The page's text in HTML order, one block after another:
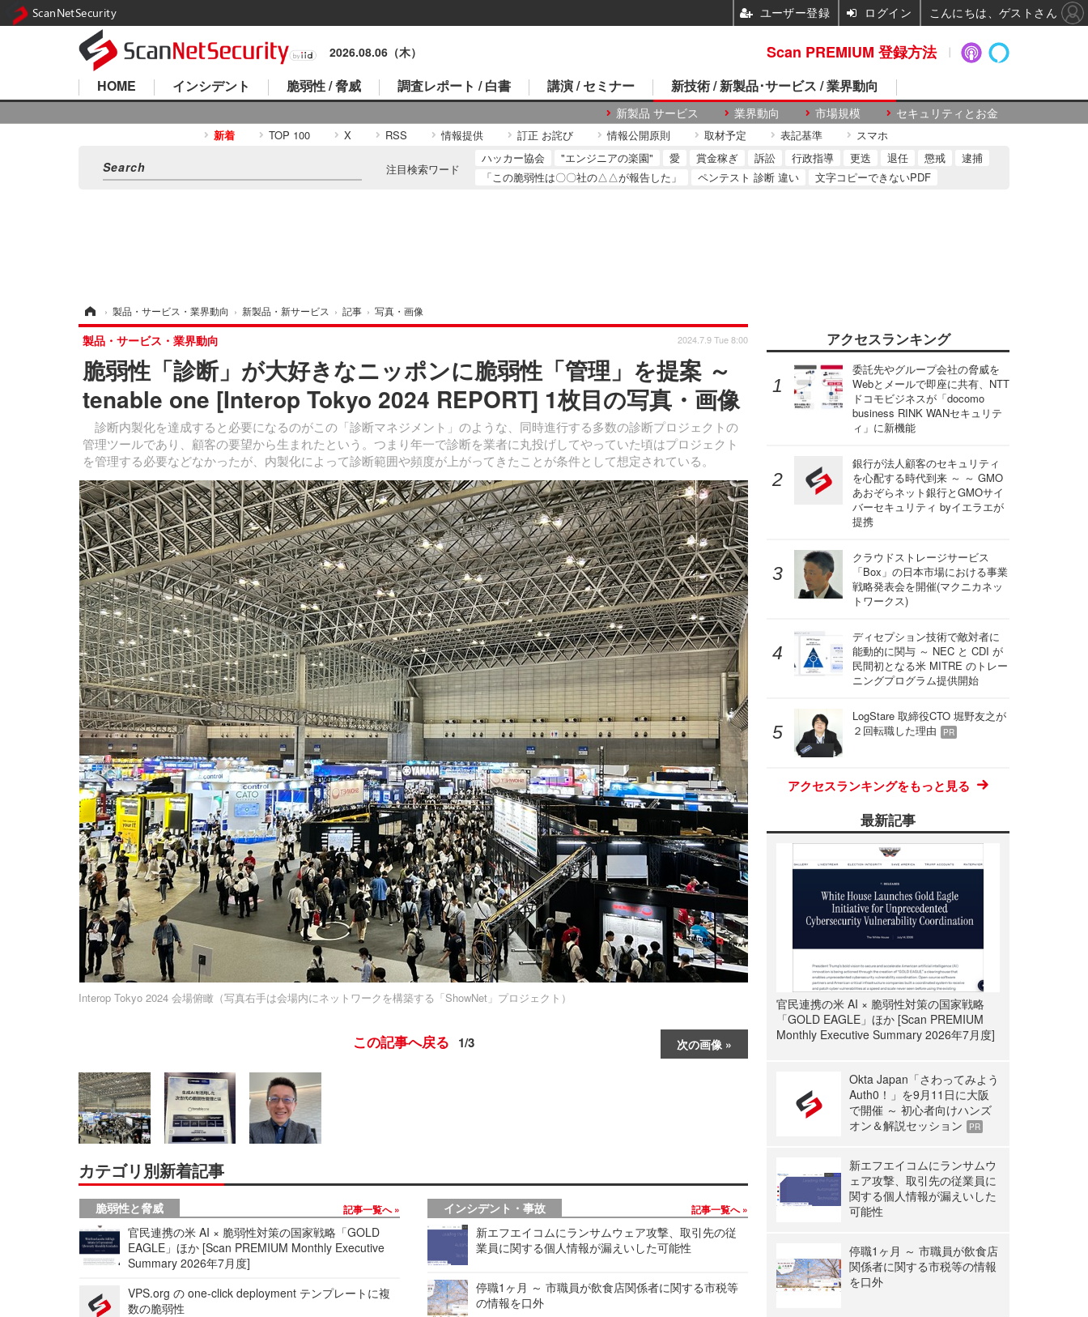
2026.08.06（木）
HOME インシデント 脆弱性 / 脅威 調査レポート / 白書 講演 / セミナー 新技術 / 新製品･サービス / 業界動向
新製品 サービス 業界動向 市場規模 セキュリティとお金
新着 TOP 100 X RSS 情報提供 訂正 お詫び 情報公開原則 取材予定 表記基準 スマホ
注目検索ワード
ハッカー協会 "エンジニアの楽園" 愛 賞金稼ぎ 訴訟 行政指導 更迭 退任 懲戒
逮捕
「この脆弱性は〇〇社の△△が報告した」
ペンテスト 診断 違い 文字コピーできないPDF
› 製品・サービス・業界動向 › 新製品・新サービス › 記事 › 写真・画像
脆弱性「診断」が大好きなニッポンに脆弱性「管理」を提案 ～
tenable one [Interop Tokyo 2024 REPORT] 1枚目の写真・画像
診断内製化を達成すると必要になるのがこの「診断マネジメント」のような、同時進行する多数の診断プロジェクトの
管理ツールであり、顧客の要望から生まれたという。つまり年一で診断を業者に丸投げしてやっていた頃はプロジェクト
を管理する必要などなかったが、内製化によって診断範囲や頻度が上がってきたことが条件として想定されている。
製品・サービス・業界動向 2024.7.9 Tue 8:00
Interop Tokyo 2024 会場俯瞰（写真右手は会場内にネットワークを構築する「ShowNet」プロジェクト）
次の画像
この記事へ戻る 1/3
カテゴリ別新着記事
脆弱性と脅威 記事一覧へ
官民連携の米 AI × 脆弱性対策の国家戦略「GOLD
EAGLE」ほか [Scan PREMIUM Monthly Executive
Summary 2026年7月度]
VPS.org の one-click deployment テンプレートに複
数の脆弱性
インシデント・事故 記事一覧へ
新エフエイコムにランサムウェア攻撃、取引先の従
業員に関する個人情報が漏えいした可能性
停職1ヶ月 ～ 市職員が飲食店関係者に関する市税等
の情報を口外
アクセスランキング
委託先やグループ会社の脅威を
Webとメールで即座に共有、NTT
ドコモビジネスが「docomo
business RINK WANセキュリテ
ィ」に新機能
銀行が法人顧客のセキュリティ
を心配する時代到来 ～ ～ GMO
あおぞらネット銀行とGMOサイ
バーセキュリティ byイエラエが
提携
クラウドストレージサービス
「Box」の日本市場における事業
戦略発表会を開催(マクニカネッ
トワークス)
ディセプション技術で敵対者に
能動的に関与 ～ NEC と CDI が
民間初となる米 MITRE のトレー
ニングプログラム提供開始
LogStare 取締役CTO 堀野友之が
２回転職した理由
PR
アクセスランキングをもっと見る
最新記事
官民連携の米 AI × 脆弱性対策の国家戦略
「GOLD EAGLE」ほか [Scan PREMIUM
Monthly Executive Summary 2026年7月度]
Okta Japan「さわってみよう
Auth0！」を9月11日に大阪
で開催 ～ 初心者向けハンズ
オン＆解説セッション
PR
新エフエイコムにランサムウ
ェア攻撃、取引先の従業員に
関する個人情報が漏えいした
可能性
停職1ヶ月 ～ 市職員が飲食店
関係者に関する市税等の情報
を口外
Scan PREMIUM 登録方法
ScanNetSecurity ユーザー登録 ログイン こんにちは、ゲストさん